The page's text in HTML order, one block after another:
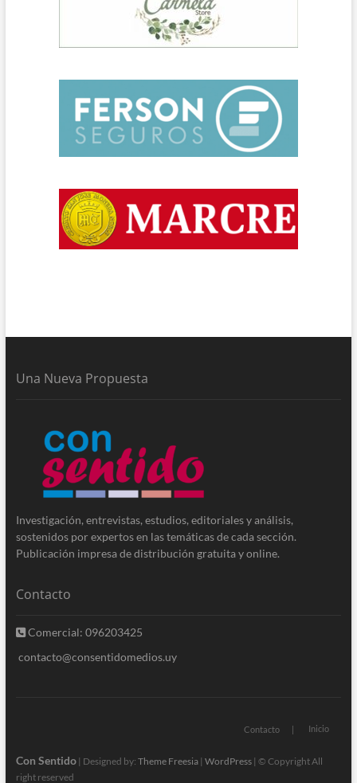
Una Nueva Propuesta
Investigación, entrevistas, estudios, editoriales y análisis,
sostenidos por expertos en las temáticas de cada sección.
Publicación impresa de distribución gratuita y online.
Contacto
Comercial: 096203425
contacto@consentidomedios.uy
Contacto Inicio
Con Sentido| Designed by: Theme Freesia| WordPress| © Copyright All
right reserved